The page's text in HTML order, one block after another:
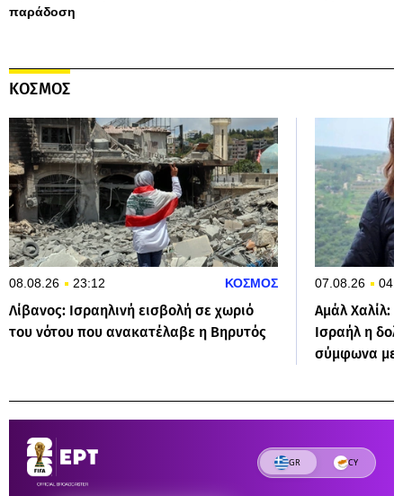
παράδοση
ΚΟΣΜΟΣ
08.08.26 23:12 ΚΟΣΜΟΣ
Λίβανος: Ισραηλινή εισβολή σε χωριό
του νότου που ανακατέλαβε η Βηρυτός
07.08.26
Αμάλ Χαλίλ:
Ισραήλ η
σύμφωνα με